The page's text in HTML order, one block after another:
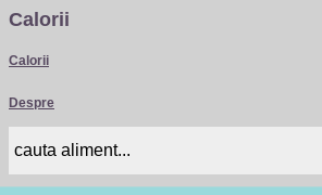
Calorii
Calorii
Despre